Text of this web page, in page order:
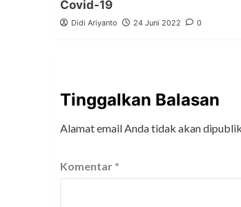
Covid-19
Didi Ariyanto 24 Juni 2022 0
Tinggalkan Balasan
Alamat email Anda tidak akan
Komentar *